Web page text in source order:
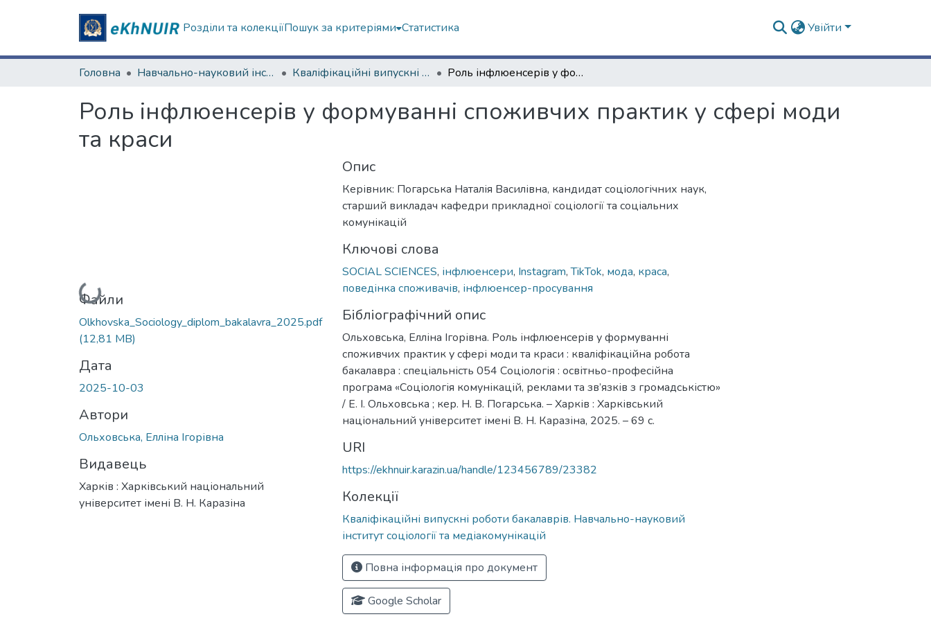
Розділи та колекціїПошук за критеріями Статистика Увійти
Головна Навчально-науковий інститут соціології та медіакомунікацій Кваліфікаційні випускні роботи бакалаврів. Навчально-науковий інститут соціології та медіакомунікацій Роль інфлюенсерів у формуванні споживчих практик у сфері моди та краси
Роль інфлюенсерів у формуванні споживчих практик у сфері моди
та краси
Вантажиться...
Файли
Olkhovska_Sociology_diplom_bakalavra_2025.pdf
(12,81 MB)
Дата
2025-10-03
Автори
Ольховська, Елліна Ігорівна
Видавець
Харків : Харківський національний
університет імені В. Н. Каразіна
Опис
Керівник: Погарська Наталія Василівна, кандидат соціологічних наук,
старший викладач кафедри прикладної соціології та соціальних
комунікацій
Ключові слова
SOCIAL SCIENCES, інфлюенсери, Instagram,TikTok, мода, краса,
поведінка споживачів, інфлюенсер-просування
Бібліографічний опис
Ольховська, Елліна Ігорівна. Роль інфлюенсерів у формуванні
споживчих практик у сфері моди та краси : кваліфікаційна робота
бакалавра : спеціальність 054 Соціологія : освітньо-професійна
програма «Соціологія комунікацій, реклами та зв’язків з громадськістю»
/ Е. І. Ольховська ; кер. Н. В. Погарська. – Харків : Харківський
національний університет імені В. Н. Каразіна, 2025. – 69 с.
URI
https://ekhnuir.karazin.ua/handle/123456789/23382
Колекції
Кваліфікаційні випускні роботи бакалаврів. Навчально-науковий
інститут соціології та медіакомунікацій
Повна інформація про документ
Google Scholar